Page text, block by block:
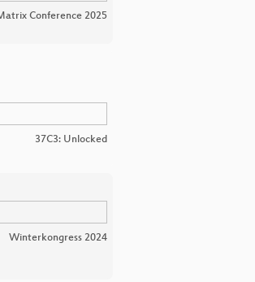
Conference 2025
37C3: Unlocked
Winterkongress 2024